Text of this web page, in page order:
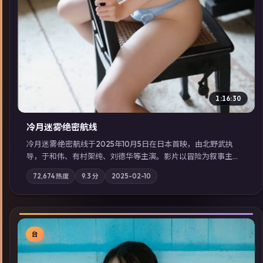
1:16:30
冷月迷雾·绝密航线
冷月迷雾·绝密航线于2025年10月5日在日本首映，由北野武执
导，于和伟、有村架纯、刘德华等主演。影片以冒险为叙事主
轴，记忆碎片重组后，主角发现自己从未活过“真实”的一天；摄
影与配乐强化地域气质；站内亦可通过「国产免费观看高清电视
剧在线看」延展检索同类型高分佳作，畅享高清在线追剧体验。
72,674热度 9.3 分 2025-02-10
台